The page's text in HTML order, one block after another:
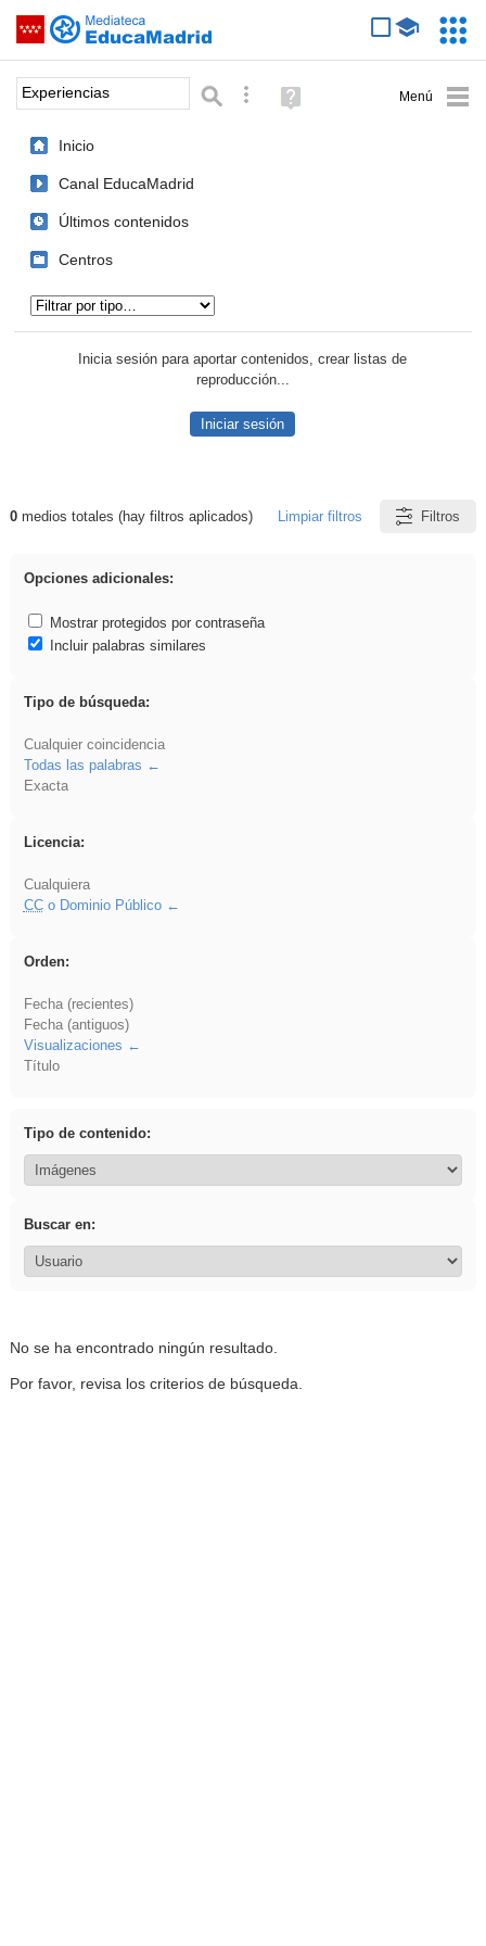
Saltar navegación
Palabra o frase: Búsqueda avanzada
Ayuda
(en
Inicio
Canal EducaMadrid
Últimos contenidos
Centros
Inicia sesión para aportar contenidos, crear listas de
reproducción...
Iniciar sesión
Resultados de: Experiencias
0medios totales (hay filtros aplicados) Limpiar filtros Filtros
Opciones adicionales:
Mostrar protegidos por contraseña
Incluir palabras similares
Tipo de búsqueda:
Cualquier coincidencia
Todas las palabras
Exacta
Licencia:
Cualquiera
CCo Dominio Público
Orden:
Fecha (recientes)
Fecha (antiguos)
Visualizaciones
Título
Tipo de contenido:
Buscar en:
No se ha encontrado ningún resultado.
Por favor, revisa los criterios de búsqueda.